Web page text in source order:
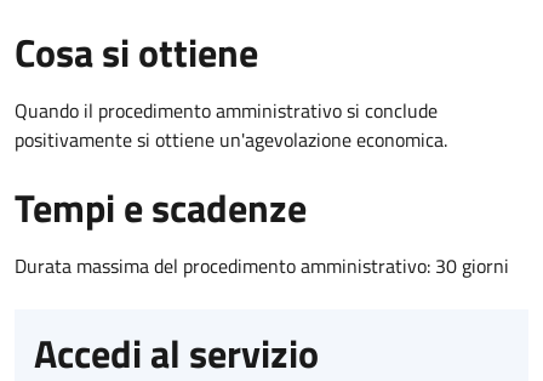
Cosa si ottiene
Quando il procedimento amministrativo si conclude
positivamente si ottiene un'agevolazione economica.
Tempi e scadenze
Durata massima del procedimento amministrativo: 30 giorni
Accedi al servizio